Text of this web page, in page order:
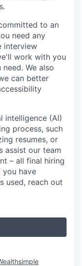
to an
need any
interview
work with you
We also
can better
intelligence (AI)
process, such
resumes, or
assist our team
– all final hiring
you have
used, reach out